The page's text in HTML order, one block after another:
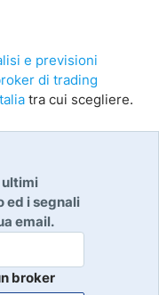
e previsioni
di trading
tra cui scegliere.
ultimi
ed i segnali
email.
broker